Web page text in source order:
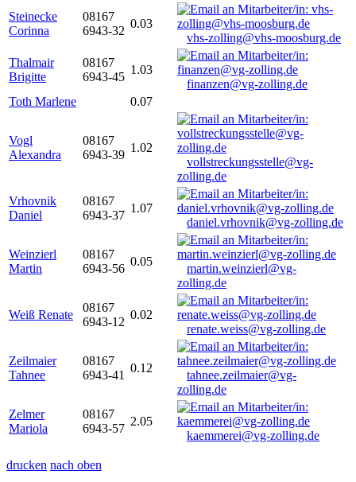
Steinecke
Corinna
08167
6943-32
0.03
vhs-zolling@vhs-moosburg.de
Thalmair
Brigitte
08167
6943-45
1.03
finanzen@vg-zolling.de
Toth Marlene
0.07
Vogl
Alexandra
08167
6943-39
1.02
vollstreckungsstelle@vg-
zolling.de
Vrhovnik
Daniel
08167
6943-37
1.07
daniel.vrhovnik@vg-zolling.de
Weinzierl
Martin
08167
6943-56
0.05
martin.weinzierl@vg-
zolling.de
Weiß Renate
08167
6943-12
0.02
renate.weiss@vg-zolling.de
Zeilmaier
Tahnee
08167
6943-41
0.12
tahnee.zeilmaier@vg-
zolling.de
Zelmer
Mariola
08167
6943-57
2.05
kaemmerei@vg-zolling.de
drucken nach oben